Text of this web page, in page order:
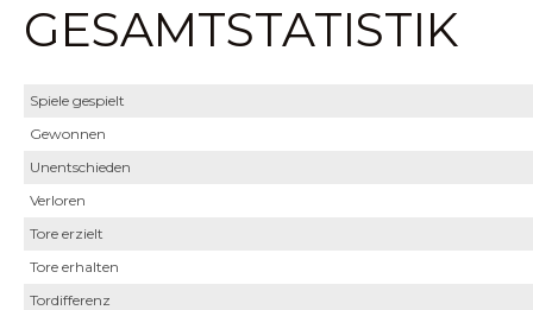
GESAMTSTATISTIK
Spiele gespielt
Gewonnen
Unentschieden
Verloren
Tore erzielt
Tore erhalten
Tordifferenz